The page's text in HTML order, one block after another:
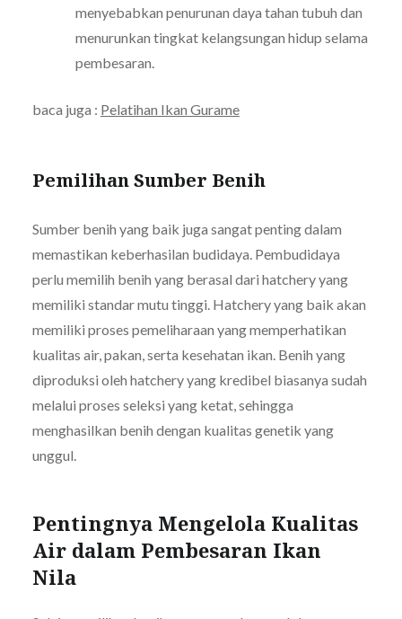
menyebabkan penurunan daya tahan tubuh dan
menurunkan tingkat kelangsungan hidup selama
pembesaran.
baca juga : Pelatihan Ikan Gurame
Pemilihan Sumber Benih
Sumber benih yang baik juga sangat penting dalam
memastikan keberhasilan budidaya. Pembudidaya
perlu memilih benih yang berasal dari hatchery yang
memiliki standar mutu tinggi. Hatchery yang baik akan
memiliki proses pemeliharaan yang memperhatikan
kualitas air, pakan, serta kesehatan ikan. Benih yang
diproduksi oleh hatchery yang kredibel biasanya sudah
melalui proses seleksi yang ketat, sehingga
menghasilkan benih dengan kualitas genetik yang
unggul.
Pentingnya Mengelola Kualitas
Air dalam Pembesaran Ikan
Nila